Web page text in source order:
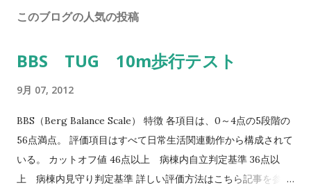
このブログの人気の投稿
BBS TUG 10m歩行テスト
9月 07, 2012
BBS（Berg Balance Scale） 特徴 各項目は、0～4点の5段階の
56点満点。 評価項目はすべて日常生活関連動作から構成されて
いる。 カットオフ値 46点以上 病棟内自立判定基準 36点以
上 病棟内見守り判定基準 詳しい評価方法はこちら記事を参照